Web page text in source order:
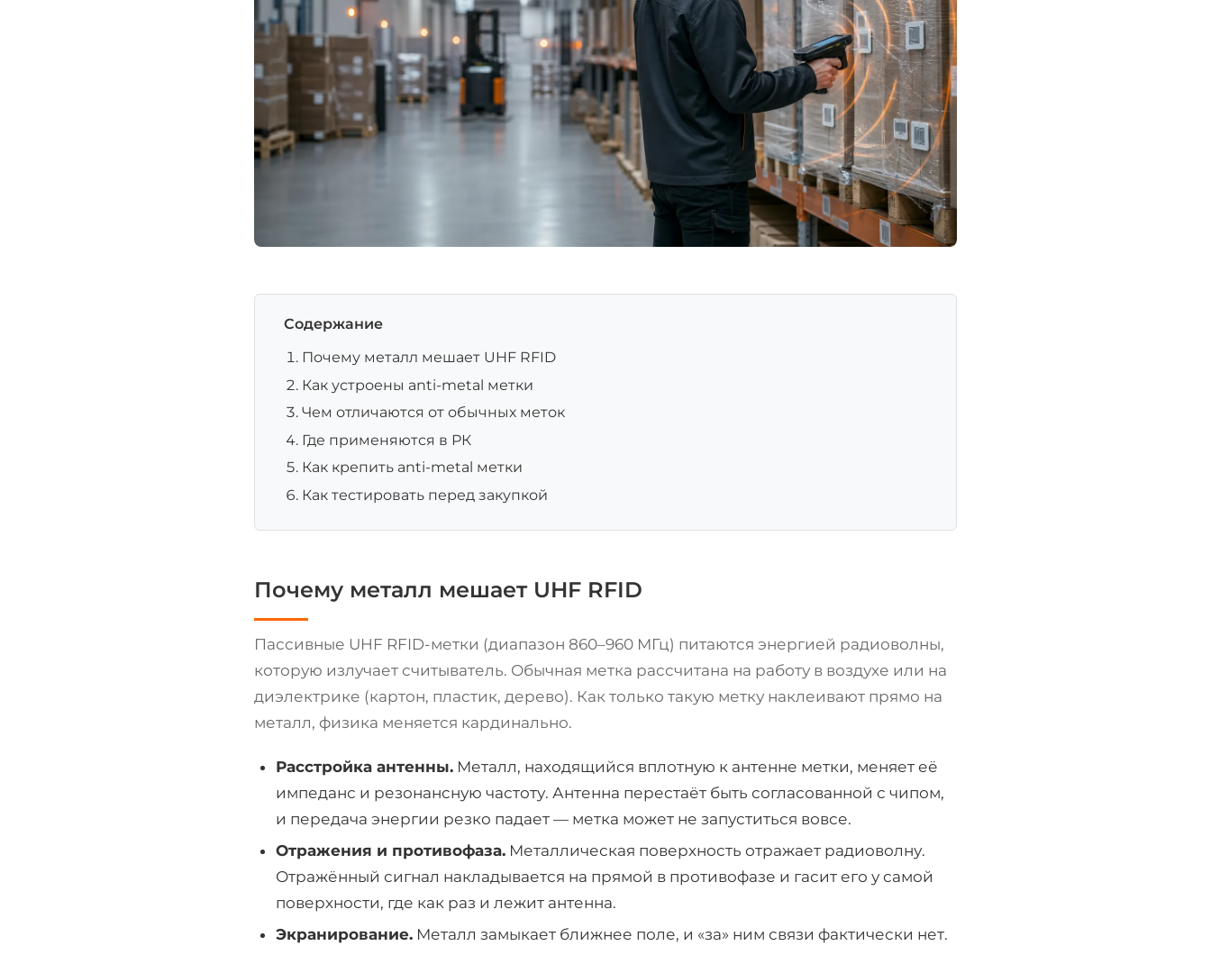
Содержание
Почему металл мешает UHF RFID
Как устроены anti-metal метки
Чем отличаются от обычных меток
Где применяются в РК
Как крепить anti-metal метки
Как тестировать перед закупкой
Почему металл мешает UHF RFID
Пассивные UHF RFID-метки (диапазон 860–960 МГц) питаются энергией радиоволны,
которую излучает считыватель. Обычная метка рассчитана на работу в воздухе или на
диэлектрике (картон, пластик, дерево). Как только такую метку наклеивают прямо на
металл, физика меняется кардинально.
Расстройка антенны. Металл, находящийся вплотную к антенне метки, меняет её
импеданс и резонансную частоту. Антенна перестаёт быть согласованной с чипом,
и передача энергии резко падает — метка может не запуститься вовсе.
Отражения и противофаза. Металлическая поверхность отражает радиоволну.
Отражённый сигнал накладывается на прямой в противофазе и гасит его у самой
поверхности, где как раз и лежит антенна.
Экранирование. Металл замыкает ближнее поле, и «за» ним связи фактически нет.